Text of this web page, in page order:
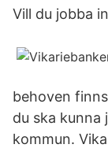
Vill du jobba
behoven
du ska kunna
kommun.